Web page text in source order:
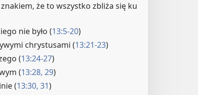
że to wszystko zbliża się ku
nie było (13:5-20)
chrystusami (13:21-23)
(13:24-27)
(13:28, 29)
(13:30, 31)